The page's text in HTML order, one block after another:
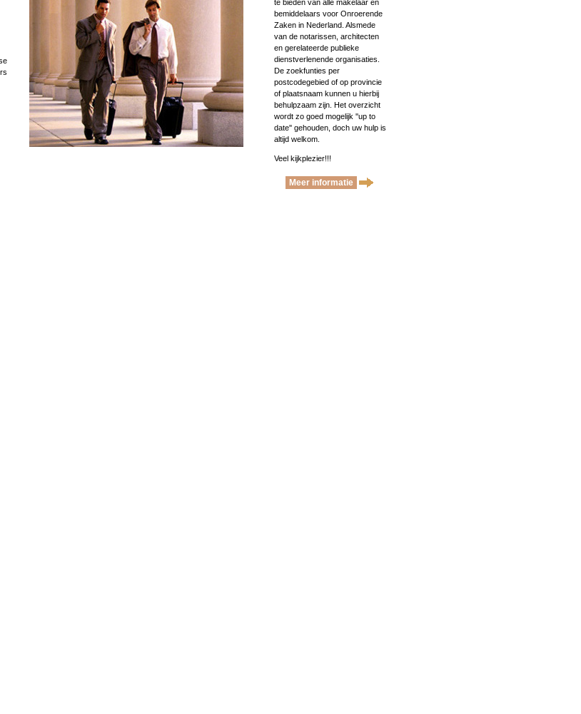
te bieden van alle makelaar en
bemiddelaars voor Onroerende
Zaken in Nederland. Alsmede
van de notarissen, architecten
en gerelateerde publieke
dienstverlenende organisaties.
De zoekfunties per
postcodegebied of op provincie
of plaatsnaam kunnen u hierbij
behulpzaam zijn. Het overzicht
wordt zo goed mogelijk ''up to
date'' gehouden, doch uw hulp is
altijd welkom.
Veel kijkplezier!!!
Meer informatie